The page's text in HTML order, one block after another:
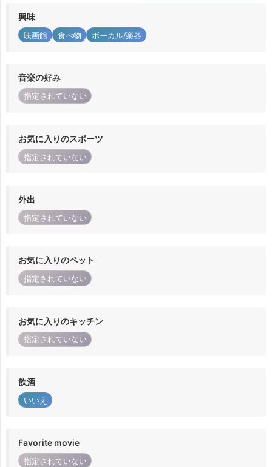
興味
映画館 食べ物 ボーカル/楽器
音楽の好み
指定されていない
お気に入りのスポーツ
指定されていない
外出
指定されていない
お気に入りのペット
指定されていない
お気に入りのキッチン
指定されていない
飲酒
いいえ
Favorite movie
指定されていない